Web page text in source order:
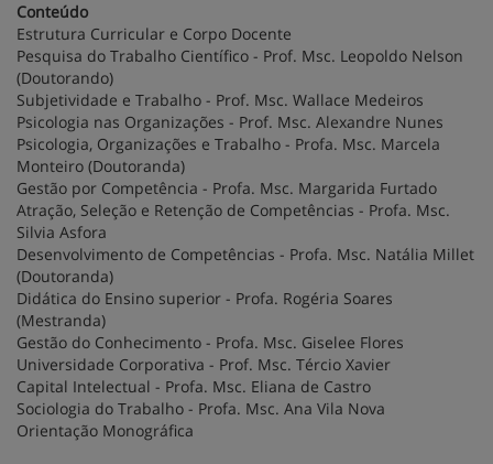
Conteúdo
Estrutura Curricular e Corpo Docente
Pesquisa do Trabalho Científico - Prof. Msc. Leopoldo Nelson
(Doutorando)
Subjetividade e Trabalho - Prof. Msc. Wallace Medeiros
Psicologia nas Organizações - Prof. Msc. Alexandre Nunes
Psicologia, Organizações e Trabalho - Profa. Msc. Marcela
Monteiro (Doutoranda)
Gestão por Competência - Profa. Msc. Margarida Furtado
Atração, Seleção e Retenção de Competências - Profa. Msc.
Silvia Asfora
Desenvolvimento de Competências - Profa. Msc. Natália Millet
(Doutoranda)
Didática do Ensino superior - Profa. Rogéria Soares
(Mestranda)
Gestão do Conhecimento - Profa. Msc. Giselee Flores
Universidade Corporativa - Prof. Msc. Tércio Xavier
Capital Intelectual - Profa. Msc. Eliana de Castro
Sociologia do Trabalho - Profa. Msc. Ana Vila Nova
Orientação Monográfica